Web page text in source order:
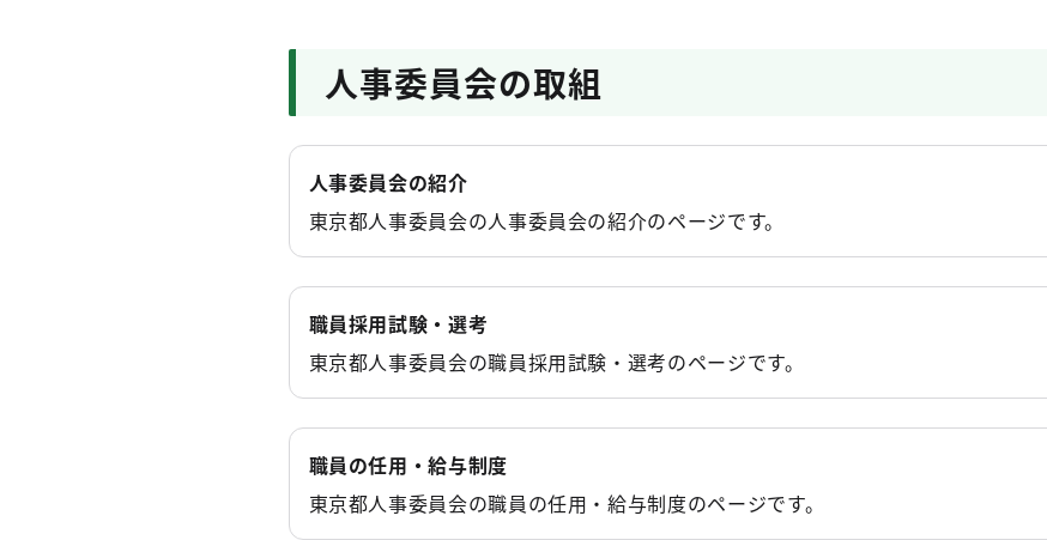
NEW 人事委員会事務局
人事委員会事務局
人事委員会事務局
大学１・２年生から考える未来のシゴト「都庁×理系キャリア発見フォーラム」
を開催します！
2026年5月29日
人事委員会の取組
人事委員会の紹介
東京都人事委員会の人事委員会の紹介のページです。
職員採用試験・選考
東京都人事委員会の職員採用試験・選考のページです。
職員の任用・給与制度
東京都人事委員会の職員の任用・給与制度のページです。